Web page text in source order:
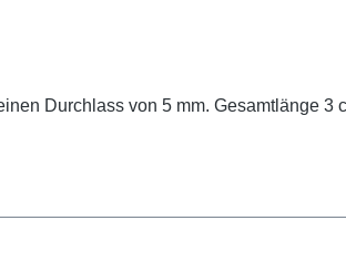
Durchlass von 5 mm. Gesamtlänge 3